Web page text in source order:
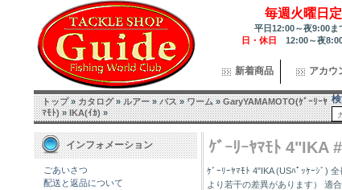
毎週火曜日
平日12:00～夜9:00ま
日・休日 12:00～夜
新着商品 アカウ
トップ»カタログ»ルアー»バス»ワーム»GaryYAMAMOTO(ｹﾞｰﾘｰﾔ
ﾏﾓﾄ)»IKA(ｲｶ)»
インフォメーション
ごあいさつ
配送と返品について
ｹﾞｰﾘｰﾔﾏﾓﾄ 4"IKA
ｹﾞｰﾘｰﾔﾏﾓﾄ 4"IKA (USﾊﾟｯｹｰｼﾞ
より若干の差異があります）